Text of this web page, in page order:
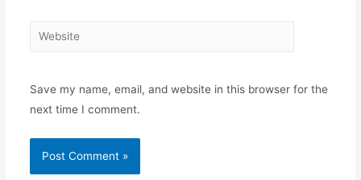
Save my name, email, and website in this browser for the
next time I comment.